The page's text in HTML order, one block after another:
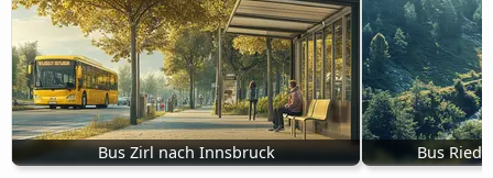
Bus Zirl nach Innsbruck Bus Ried